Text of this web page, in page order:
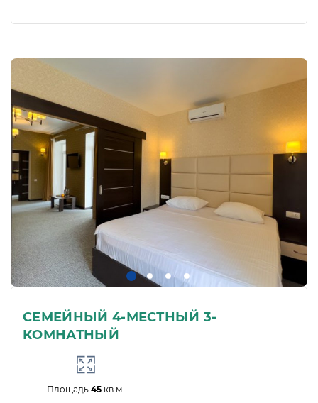
СЕМЕЙНЫЙ 4-МЕСТНЫЙ 3-
КОМНАТНЫЙ
Площадь45 кв.м.